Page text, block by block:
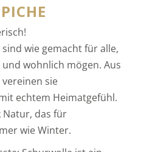
wie gemacht für alle,
wohnlich mögen. Aus
sie
echtem Heimatgefühl.
Natur, das für
wie Winter.